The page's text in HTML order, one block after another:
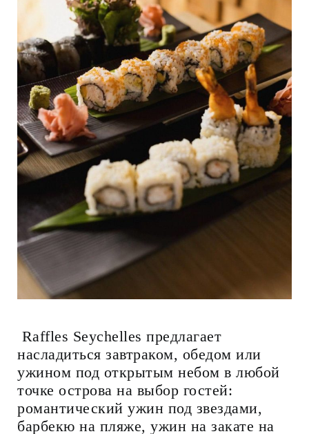
Raffles Seychelles предлагает
насладиться завтраком, обедом или
ужином под открытым небом в любой
точке острова на выбор гостей:
романтический ужин под звездами,
барбекю на пляже, ужин на закате на